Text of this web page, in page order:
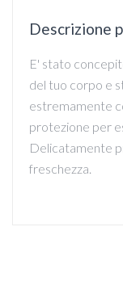
Descrizione
E' stato
del tuo corpo e
estremamente
protezione per
Delicatamente
freschezza.